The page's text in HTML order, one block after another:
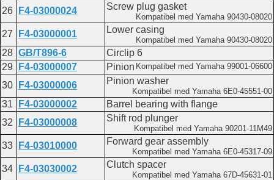
26 F4-03000024 Screw plug gasket
Kompatibel med Yamaha 90430-08020
27 F4-03000001 Lower casing
Kompatibel med Yamaha 90430-08020
28 GB/T896-6
Circlip 6
29
F4-03000007 Pinion Kompatibel med Yamaha 99001-06600
30 F4-03000006 Pinion washer
Kompatibel med Yamaha 6E0-45551-00
31 F4-03000002
Barrel bearing with flange
32
F4-03000008 Shift rod plunger
Kompatibel med Yamaha 90201-11M49
33 F4-03010000 Forward gear assembly
Kompatibel med Yamaha 6E0-45317-09
34 F4-03030002 Clutch spacer
Kompatibel med Yamaha 67D-45631-01